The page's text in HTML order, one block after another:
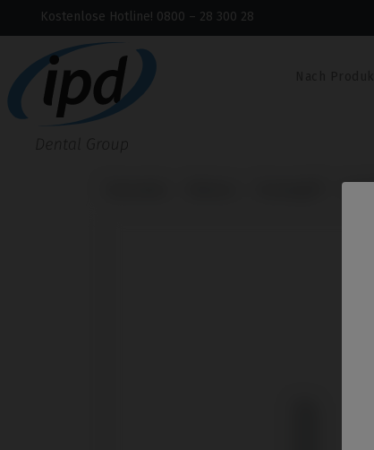
Kostenlose Hotline! 0800 – 28 300 28